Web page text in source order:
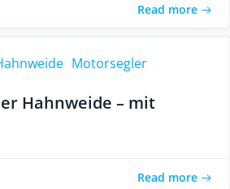
Read more
Motorsegler
Hahnweide – mit
Read more